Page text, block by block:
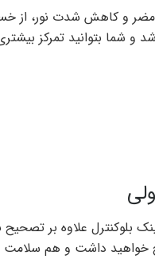
مضر و کاهش شدت نور،
شما بتوانید تمرکز
علاوه بر تصحیح
خواهید داشت و هم